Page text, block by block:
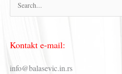
р
т
Kontakt e-mail:
info@balasevic.in.rs